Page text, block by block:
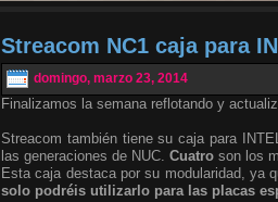
Streacom NC1 caja para
domingo, marzo 23, 2014
Finalizamos la semana reflotando y
Streacom también tiene su caja para
las generaciones de NUC. Cuatro son los
Esta caja destaca por su modularidad, ya
solo podréis utilizarlo para las placas